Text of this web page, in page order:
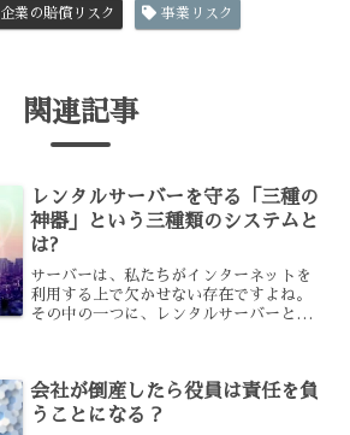
企業の賠償リスク 事業リスク
関連記事
レンタルサーバーを守る「三種の
神器」という三種類のシステムと
は?
サーバーは、私たちがインターネットを
利用する上で欠かせない存在ですよね。
その中の一つに、レンタルサーバーとい
サーバーのセキュリティに...
会社が倒産したら役員は責任を負
うことになる？